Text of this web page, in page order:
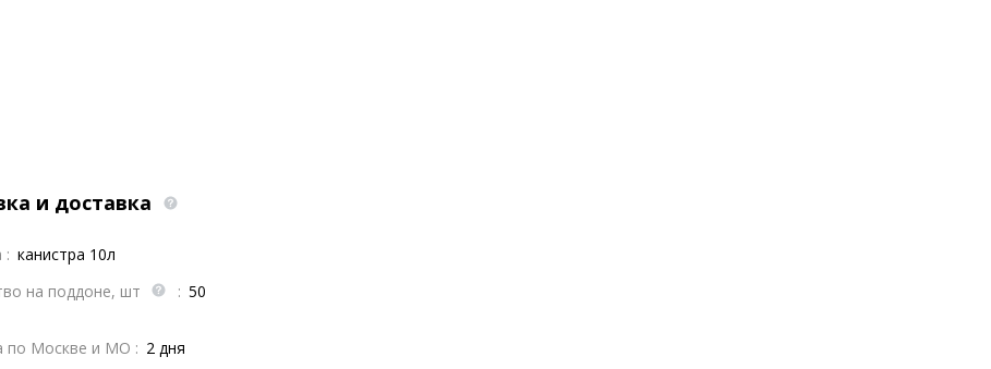
и доставка
: канистра 10л
на поддоне, шт
: 50
по Москве и МО : 2 дня